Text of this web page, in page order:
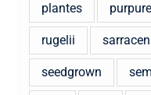
plantes
rugelii
seedgrown